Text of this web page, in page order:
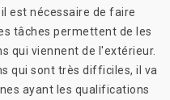
est nécessaire de faire
tâches permettent de les
qui viennent de l'extérieur.
qui sont très difficiles, il va
ayant les qualifications